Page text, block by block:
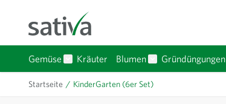
Gemüse
Kräuter
Blumen
Startseite / KinderGarten (6er Set)